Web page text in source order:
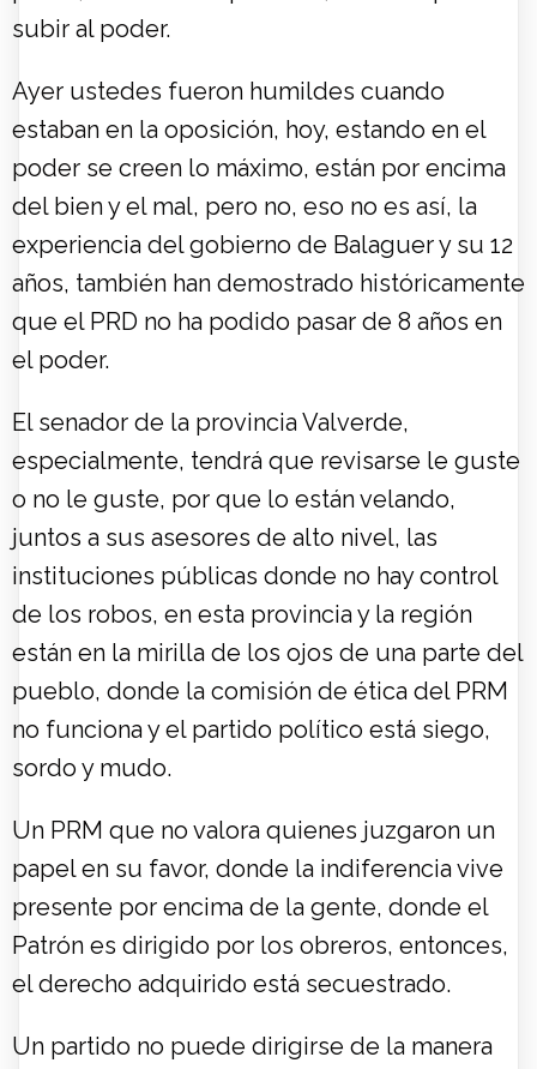
subir al poder.
Ayer ustedes fueron humildes cuando
estaban en la oposición, hoy, estando en el
poder se creen lo máximo, están por encima
del bien y el mal, pero no, eso no es así, la
experiencia del gobierno de Balaguer y su 12
años, también han demostrado históricamente
que el PRD no ha podido pasar de 8 años en
el poder.
El senador de la provincia Valverde,
especialmente, tendrá que revisarse le guste
o no le guste, por que lo están velando,
juntos a sus asesores de alto nivel, las
instituciones públicas donde no hay control
de los robos, en esta provincia y la región
están en la mirilla de los ojos de una parte del
pueblo, donde la comisión de ética del PRM
no funciona y el partido político está siego,
sordo y mudo.
Un PRM que no valora quienes juzgaron un
papel en su favor, donde la indiferencia vive
presente por encima de la gente, donde el
Patrón es dirigido por los obreros, entonces,
el derecho adquirido está secuestrado.
Un partido no puede dirigirse de la manera